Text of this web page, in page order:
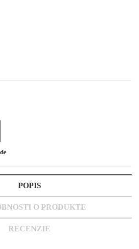
POPIS
O PRODUKTE
RECENZIE